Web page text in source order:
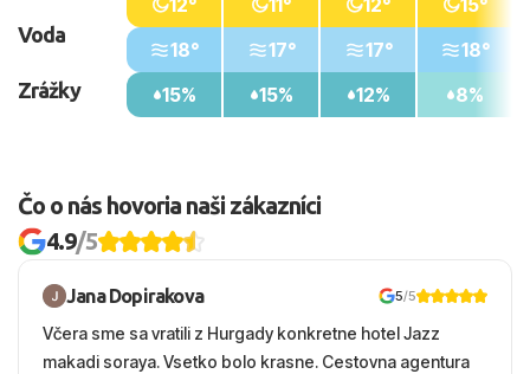
Voda
Zrážky
12°
18°
15%
11°
17°
15%
12°
17°
12%
15°
18°
8%
Čo o nás hovoria naši zákazníci
4.9/5
Jana Dopirakova 5/5
Včera sme sa vratili z Hurgady konkretne hotel Jazz
makadi soraya. Vsetko bolo krasne. Cestovna agentura